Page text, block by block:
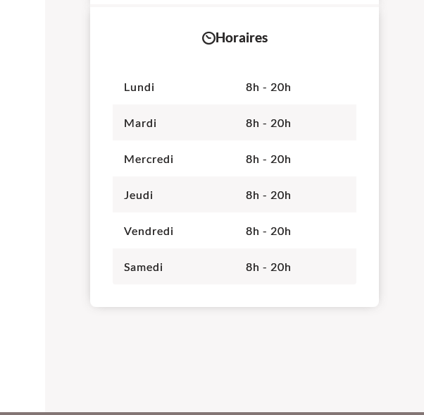
Horaires
Lundi 8h - 20h
Mardi 8h - 20h
Mercredi 8h - 20h
Jeudi 8h - 20h
Vendredi 8h - 20h
Samedi 8h - 20h